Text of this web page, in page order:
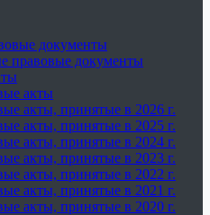
документы
правовые документы
акты
акты, принятые в 2026 г.
акты, принятые в 2025 г.
акты, принятые в 2024 г.
акты, принятые в 2023 г.
акты, принятые в 2022 г.
акты, принятые в 2021 г.
акты, принятые в 2020 г.